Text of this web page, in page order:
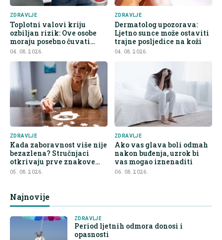
ZDRAVLJE
Toplotni valovi kriju
ozbiljan rizik: Ove osobe
moraju posebno čuvati
bubrege
04. 08. 2026.
ZDRAVLJE
Dermatolog upozorava:
Ljetno sunce može ostaviti
trajne posljedice na koži
04. 08. 2026.
ZDRAVLJE
Kada zaboravnost više nije
bezazlena? Stručnjaci
otkrivaju prve znakove
demencije
05. 08. 2026.
ZDRAVLJE
Ako vas glava boli odmah
nakon buđenja, uzrok bi
vas mogao iznenaditi
06. 08. 2026.
Najnovije
ZDRAVLJE
Period ljetnih odmora donosi i
opasnosti